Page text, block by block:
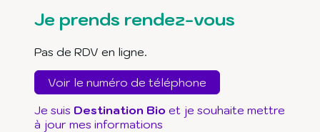
Je prends rendez-vous
Pas de RDV en ligne.
Voir le numéro de téléphone
Je suis Destination Bio et je souhaite mettre
à jour mes informations